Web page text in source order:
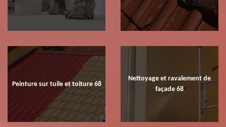
Peinture sur tuile et toiture 68
Nettoyage et ravalement de
façade 68